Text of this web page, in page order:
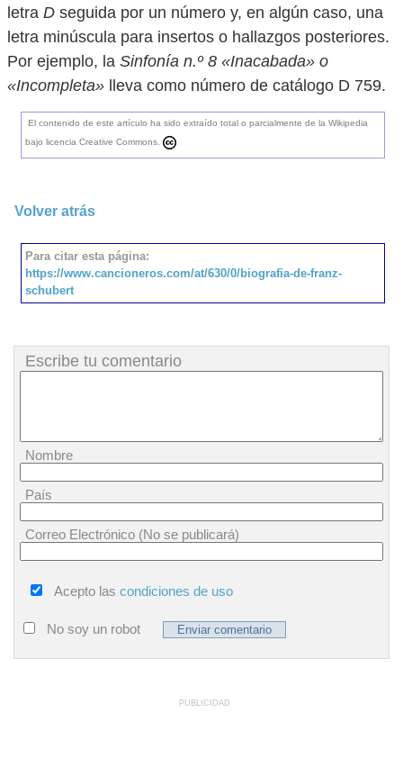
letra D seguida por un número y, en algún caso, una
letra minúscula para insertos o hallazgos posteriores.
Por ejemplo, la Sinfonía n.º 8 «Inacabada» o
«Incompleta» lleva como número de catálogo D 759.
El contenido de este artículo ha sido extraído total o parcialmente de la Wikipedia
bajo licencia Creative Commons.
Volver atrás
Para citar esta página:
https://www.cancioneros.com/at/630/0/biografia-de-franz-
schubert
Escribe tu comentario
Nombre
País
Correo Electrónico (No se publicará)
Acepto las condiciones de uso
No soy un robot
PUBLICIDAD